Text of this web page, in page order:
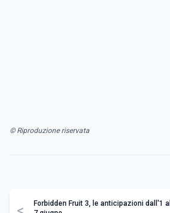
© Riproduzione riservata
Forbidden Fruit 3, le anticipazioni dall'1 al